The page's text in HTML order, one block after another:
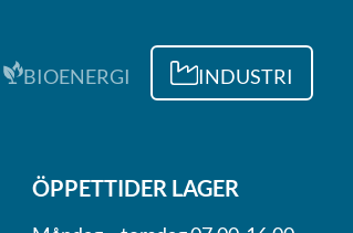
BIOENERGI INDUSTRI
ÖPPETTIDER LAGER